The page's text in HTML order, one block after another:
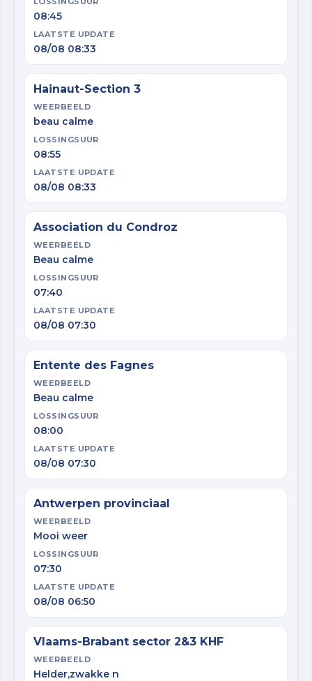
08:45
LAATSTE UPDATE
08/08 08:33
Hainaut-Section 3
WEERBEELD
beau calme
LOSSINGSUUR
08:55
LAATSTE UPDATE
08/08 08:33
Association du Condroz
WEERBEELD
Beau calme
LOSSINGSUUR
07:40
LAATSTE UPDATE
08/08 07:30
Entente des Fagnes
WEERBEELD
Beau calme
LOSSINGSUUR
08:00
LAATSTE UPDATE
08/08 07:30
Antwerpen provinciaal
WEERBEELD
Mooi weer
LOSSINGSUUR
07:30
LAATSTE UPDATE
08/08 06:50
Vlaams-Brabant sector 2&3 KHF
WEERBEELD
Helder,zwakke n